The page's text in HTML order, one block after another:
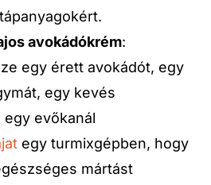
avokádókrém:
egy érett avokádót, egy
egy kevés
evőkanál
egy turmixgépben, hogy
mártást